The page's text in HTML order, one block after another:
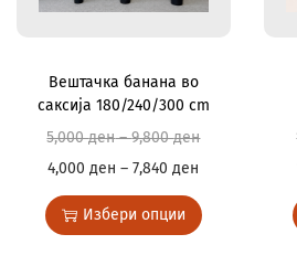
Вештачка банана во
саксија 180/240/300 cm
5,000ден–9,800ден
4,000ден –7,840ден
Избери опции